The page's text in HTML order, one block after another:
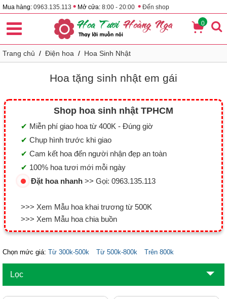
Mua hàng: 0963.135.113 • Mở cửa: 8:00 - 20:00 • Đến shop
0
Trang chủ / Điện hoa / Hoa Sinh Nhật
Hoa tặng sinh nhật em gái
Shop hoa sinh nhật TPHCM
✔ Miễn phí giao hoa từ 400K - Đúng giờ
✔ Chụp hình trước khi giao
✔ Cam kết hoa đến người nhận đẹp an toàn
✔ 100% hoa tươi mới mỗi ngày
Đặt hoa nhanh >> Gọi: 0963.135.113
>>> Xem Mẫu hoa khai trương từ 500K
>>> Xem Mẫu hoa chia buồn
Chọn mức giá: Từ 300k-500k Từ 500k-800k Trên 800k
Lọc